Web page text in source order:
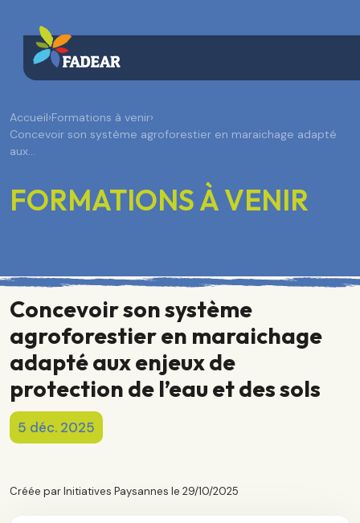
Accueil›Formations à venir›
Concevoir son système agroforestier en maraichage adapté
aux…
FORMATIONS À VENIR
Concevoir son système
agroforestier en maraichage
adapté aux enjeux de
protection de l’eau et des sols
5 déc. 2025
Créée par Initiatives Paysannes le 29/10/2025